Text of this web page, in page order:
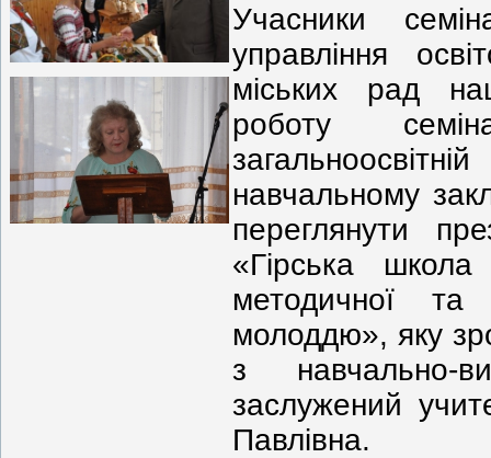
Учасники
управління
міських рад
роботу
навчальному
переглянути
«Гірська
методичної та
молоддю», яку
з навчально-
заслужений
Павлівна.